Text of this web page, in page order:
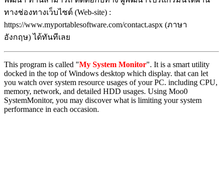
ทางช่องทางเว็บไซต์ (Web-site) :
https://www.myportablesoftware.com/contact.aspx (ภาษา
อังกฤษ) ได้ทันทีเลย
This program is called "My System Monitor". It is a smart utility
docked in the top of Windows desktop which display. that can let
you watch over system resource usages of your PC. including CPU,
memory, network, and detailed HDD usages. Using Moo0
SystemMonitor, you may discover what is limiting your system
performance in each occasion.